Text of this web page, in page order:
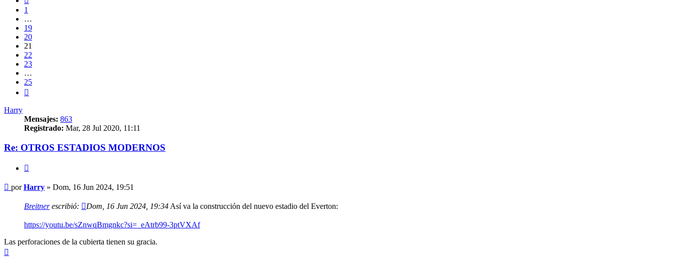
1
…
19
20
21
22
23
…
25
Harry
Mensajes: 863
Registrado: Mar, 28 Jul 2020, 11:11
Re: OTROS ESTADIOS MODERNOS
Mensaje
porHarry » Dom, 16 Jun 2024, 19:51
Breitnerescribió: Dom, 16 Jun 2024, 19:34 Así va la construcción del nuevo estadio del Everton:
https://youtu.be/sZnwqBmgnkc?si=_eAtrb99-3ptVXAf
Las perforaciones de la cubierta tienen su gracia.